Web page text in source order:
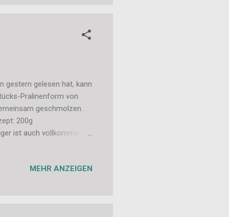
gestern gelesen hat, kann
Pralinenform von
geschmolzen.
200g
ist auch vollkommen
filigrane Figuren wie
MEHR ANZEIGEN